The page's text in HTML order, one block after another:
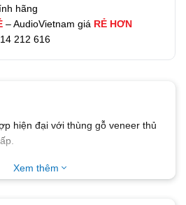
hãng
– AudioVietnam giá RẺ HƠN
212 616
hiện đại với thùng gỗ veneer thủ
và ampli Class A‑B cho âm
thực.
Xem thêm